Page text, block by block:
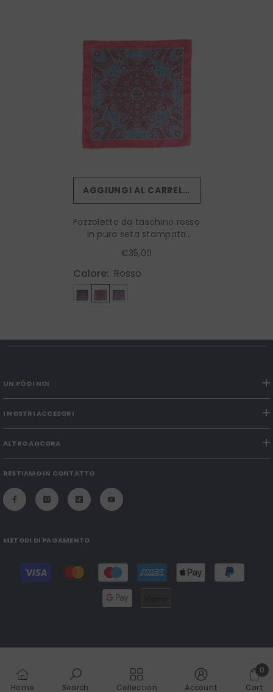
AGGIUNGI AL CARRELLO
Fazzoletto da taschino rosso
in pura seta stampata
€35,00
Colore: Rosso
UN PÒ DI NOI
I NOSTRI ACCESORI
ALTRO ANCORA
RESTIAMO IN CONTATTO
METODI DI PAGAMENTO
Modalità
pagamento
Home Search Collection Account Cart
0
0